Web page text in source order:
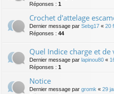
Réponses : 1
Crochet d'attelage
Dernier message par Sebg17 « 20
Réponses : 44
Quel Indice charge et de
Dernier message par lapinou80 «
Réponses : 1
Notice
Dernier message par gromk « 29